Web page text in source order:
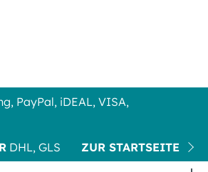
PayPal, iDEAL, VISA,
DHL, GLS
ZUR STARTSEITE